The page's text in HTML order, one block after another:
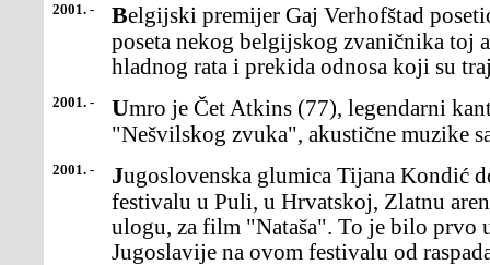
2001. - Belgijski premijer Gaj Verhofštad posetio je Kongo. To je prva
poseta nekog belgijskog zvaničnika toj
hladnog rata i prekida odnosa koji su
2001. - Umro je Čet Atkins (77), legendarni kantri gitarista i predvodnik
"Nešvilskog zvuka", akustične muzike
2001. - Jugoslovenska glumica Tijana Kondić dobila je na filmskom
festivalu u Puli, u Hrvatskoj, Zlatnu
ulogu, za film "Nataša". To je bilo prvo
Jugoslavije na ovom festivalu od